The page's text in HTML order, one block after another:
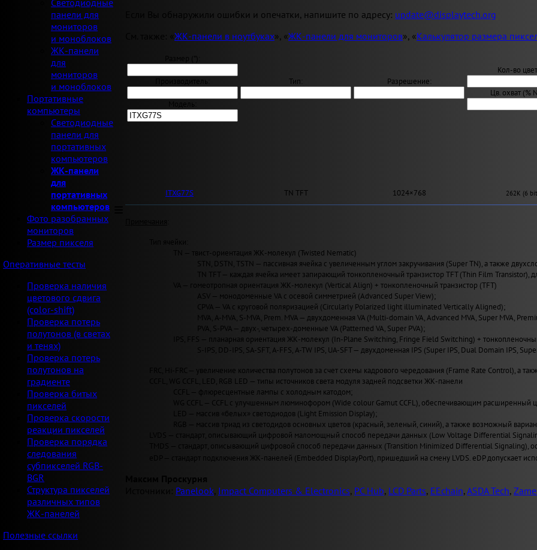
Светодиодные
панели для
мониторов
и моноблоков
ЖК-панели
для
мониторов
и моноблоков
Портативные
компьютеры
Светодиодные
панели для
портативных
компьютеров
ЖК-панели
для
портативных
компьютеров
Фото разобранных
мониторов
Размер пикселя
Оперативные тесты
Проверка наличия
цветового сдвига
(color-shift)
Проверка потерь
полутонов (в светах
и тенях)
Проверка потерь
полутонов на
градиенте
Проверка битых
пикселей
Проверка скорости
реакции пикселей
Проверка порядка
следования
субпикселей RGB-
BGR
Структура пикселей
различных типов
ЖК-панелей
Полезные ссылки
Если Вы обнаружили ошибки и опечатки, напишите по адресу: update@displaytech.org
ЖК-панели в ноутбуках», «ЖК-панели для мониторов», «Калькулятор размера
Производитель: Тип: Разрешение:
Кол-во
Цв. охват (%
ITXG77S TN TFT 1024×768 262K (6
TN — твист-ориентация ЖК-молекул (Twisted Nematic)
STN, DSTN, TSTN — пассивная ячейка с увеличенным углом закручивания (Super TN), а также
TN TFT — каждая ячейка имеет запирающий тонкопленочный транзистор TFT (Thin Film
VA — гомеотропная ориентация ЖК-молекул (Vertical Align) + тонкопленочный транзистор (TFT)
ASV — монодоменные VA с осевой симметрией (Advanced Super View);
CPVA — VA с круговой поляризацией (Circularly Polarized light illuminated Vertically Aligned);
MVA, A-MVA, S-MVA, Prem. MVA — двухдоменная VA (Multi-domain VA, Advanced MVA, Super MVA,
PVA, S-PVA — двух-, четырех-доменные VA (Patterned VA, Super PVA);
IPS, FFS — планарная ориентация ЖК-молекул (In-Plane Switching, Fringe Field Switching) +
S-IPS, DD-IPS, SA-SFT, A-FFS, A-TW IPS, UA-SFT — двухдоменная IPS (Super IPS, Dual Domain IPS,
FRC, Hi-FRC — увеличение количества полутонов за счет схемы кадрового чередования (Frame Rate Control), а
CCFL, WG CCFL, LED, RGB LED — типы источников света модуля задней подсветки ЖК-панели
CCFL — флюресцентные лампы с холодным катодом;
WG CCFL — CCFL с улучшенным люминофором (Wide сolour Gamut CCFL), обеспечивающим расширенный
LED — массив «белых» светодиодов (Light Emission Display);
RGB — массив триад из светодидов основных цветов (красный, зеленый, синий), а также возможный
LVDS — стандарт, описывающий цифровой маломощный способ передачи данных (Low Voltage Differential
TMDS — стандарт, описывающий цифровой способ передачи данных (Transition Minimized Differential Signaling),
eDP — стандарт подключения ЖК-панелей (Embedded DisplayPort), пришедший на смену LVDS. eDP допускает
Максим Проскурня
Panelook, Impact Computers & Electronics, PC Hub, LCD Parts, EEchain,ASDA Tech,